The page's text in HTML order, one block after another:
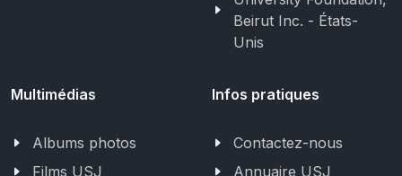
Beirut Inc. - États-
Unis
Multimédias
Albums photos
Films USJ
Infos pratiques
Contactez-nous
Annuaire USJ